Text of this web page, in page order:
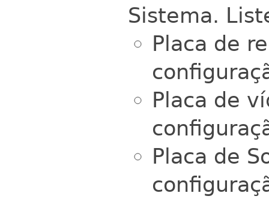
Sistema.
Placa de
Placa de
Placa de